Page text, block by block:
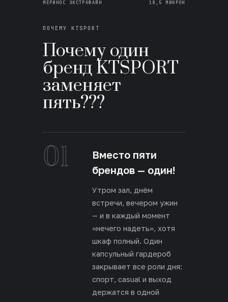
МЕРИНОС ЭКСТРАФАЙН 18,5 МИКРОН
ПОЧЕМУ KTSPORT
Почему один
бренд KTSPORT
заменяет
пять???
01
Вместо пяти
брендов — один!
Утром зал, днём
встречи, вечером ужин
— и в каждый момент
«нечего надеть», хотя
шкаф полный. Один
капсульный гардероб
закрывает все роли дня:
спорт, casual и выход
держатся в одной